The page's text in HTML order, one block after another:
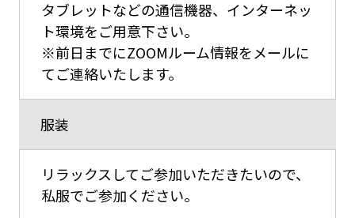
タブレットなどの通信機器、インターネッ
ト環境をご用意下さい。
※前日までにZOOMルーム情報をメールに
てご連絡いたします。
服装
リラックスしてご参加いただきたいので、
私服でご参加ください。